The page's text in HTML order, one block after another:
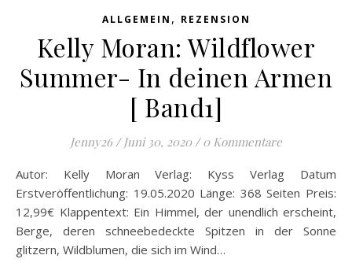
ALLGEMEIN , REZENSION
Kelly Moran: Wildflower
Summer- In deinen Armen
[ Band1]
Jenny26 / Juni 30, 2020 / 0 Kommentare
Autor: Kelly Moran Verlag: Kyss Verlag Datum
Erstveröffentlichung: 19.05.2020 Länge: 368 Seiten Preis:
12,99€ Klappentext: Ein Himmel, der unendlich erscheint,
Berge, deren schneebedeckte Spitzen in der Sonne
glitzern, Wildblumen, die sich im Wind…